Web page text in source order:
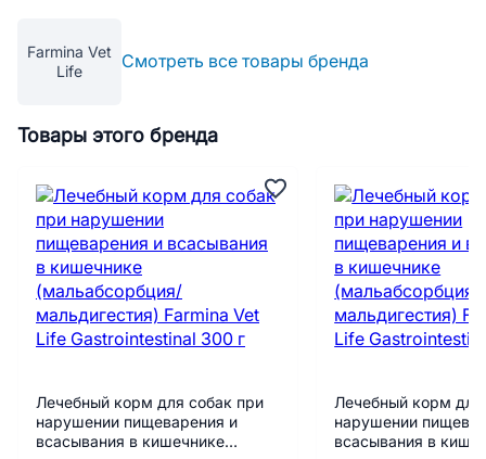
Farmina Vet
Life
Смотреть все товары бренда
Товары этого бренда
Лечебный корм для собак при
нарушении пищеварения и
всасывания в кишечнике
Лечебный корм для
нарушении
всасывания в